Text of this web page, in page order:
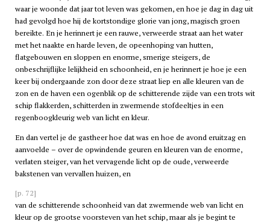
waar je woonde dat jaar tot leven was gekomen, en hoe je dag in dag uit
had gevolgd hoe hij de kortstondige glorie van jong, magisch groen
bereikte. En je herinnert je een rauwe, verweerde straat aan het water
met het naakte en harde leven, de opeenhoping van hutten,
flatgebouwen en sloppen en enorme, smerige steigers, de
onbeschrijflijke lelijkheid en schoonheid, en je herinnert je hoe je een
keer bij ondergaande zon door deze straat liep en alle kleuren van de
zon en de haven een ogenblik op de schitterende zijde van een trots wit
schip flakkerden, schitterden in zwermende stofdeeltjes in een
regenboogkleurig web van licht en kleur.
En dan vertel je de gastheer hoe dat was en hoe de avond eruitzag en
aanvoelde – over de opwindende geuren en kleuren van de enorme,
verlaten steiger, van het vervagende licht op de oude, verweerde
bakstenen van vervallen huizen, en
[p. 72]
van de schitterende schoonheid van dat zwermende web van licht en
kleur op de grootse voorsteven van het schip, maar als je begint te